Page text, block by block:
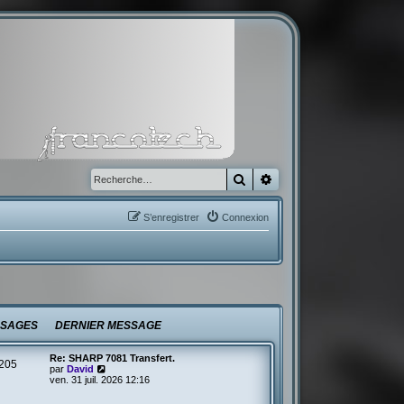
Rechercher
Connexion
S’enregistrer
DERNIER MESSAGE
Re: SHARP 7081 Transfert.
par David
o
ven. 31 juil. 2026 12:16